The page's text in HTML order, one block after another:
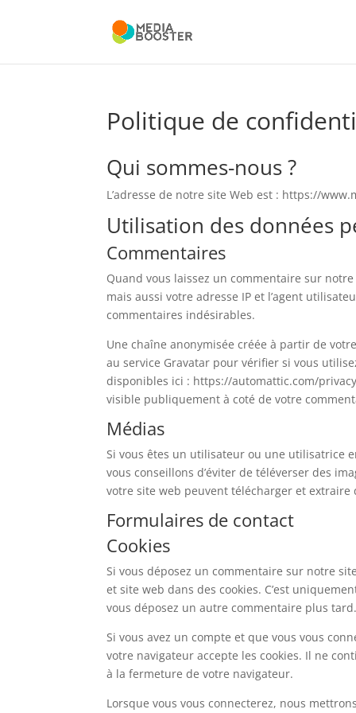
Politique de
Qui sommes-nous ?
L’adresse de notre site Web est : https://
Utilisation des données
Commentaires
Quand vous laissez un commentaire sur
mais aussi votre adresse IP et l’agent
commentaires indésirables.
Une chaîne anonymisée créée à partir de
au service Gravatar pour vérifier si vous
disponibles ici : https://automattic.com/
visible publiquement à coté de votre
Médias
Si vous êtes un utilisateur ou une utilisatrice
vous conseillons d’éviter de téléverser des
votre site web peuvent télécharger et
Formulaires de contact
Cookies
Si vous déposez un commentaire sur notre
et site web dans des cookies. C’est
vous déposez un autre commentaire plus
Si vous avez un compte et que vous vous
votre navigateur accepte les cookies. Il ne
à la fermeture de votre navigateur.
Lorsque vous vous connecterez, nous